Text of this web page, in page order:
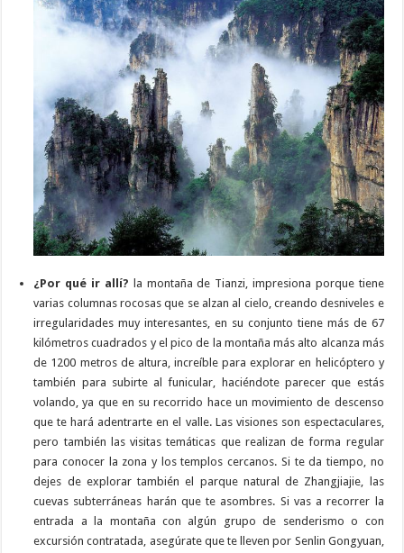
¿Por qué ir allí? la montaña de Tianzi, impresiona porque tiene
varias columnas rocosas que se alzan al cielo, creando desniveles e
irregularidades muy interesantes, en su conjunto tiene más de 67
kilómetros cuadrados y el pico de la montaña más alto alcanza más
de 1200 metros de altura, increíble para explorar en helicóptero y
también para subirte al funicular, haciéndote parecer que estás
volando, ya que en su recorrido hace un movimiento de descenso
que te hará adentrarte en el valle. Las visiones son espectaculares,
pero también las visitas temáticas que realizan de forma regular
para conocer la zona y los templos cercanos. Si te da tiempo, no
dejes de explorar también el parque natural de Zhangjiajie, las
cuevas subterráneas harán que te asombres. Si vas a recorrer la
entrada a la montaña con algún grupo de senderismo o con
excursión contratada, asegúrate que te lleven por Senlin Gongyuan,